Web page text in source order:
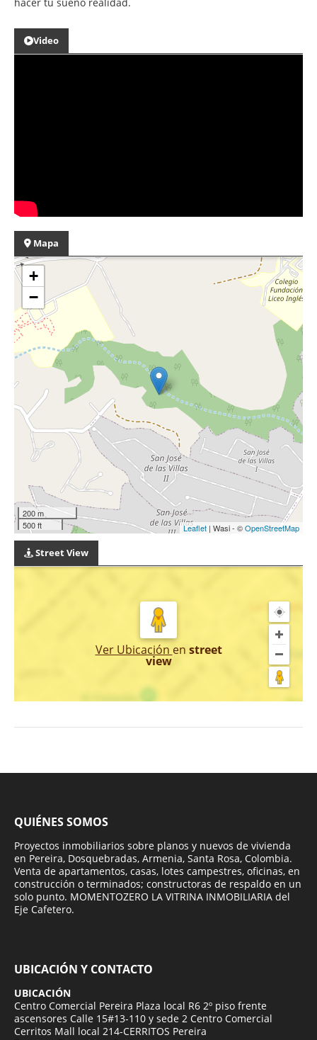
Video
Mapa
+
−
200 m
500 ft
Leaflet | Wasi - ©OpenStreetMap
Street View
Ver Ubicación en street
view
QUIÉNES SOMOS
Proyectos inmobiliarios sobre planos y nuevos de vivienda
en Pereira, Dosquebradas, Armenia, Santa Rosa, Colombia.
Venta de apartamentos, casas, lotes campestres, oficinas, en
construcción o terminados; constructoras de respaldo en un
solo punto. MOMENTOZERO LA VITRINA INMOBILIARIA del
Eje Cafetero.
UBICACIÓN Y CONTACTO
UBICACIÓN
Centro Comercial Pereira Plaza local R6 2º piso frente
ascensores Calle 15#13-110 y sede 2 Centro Comercial
Cerritos Mall local 214-CERRITOS Pereira